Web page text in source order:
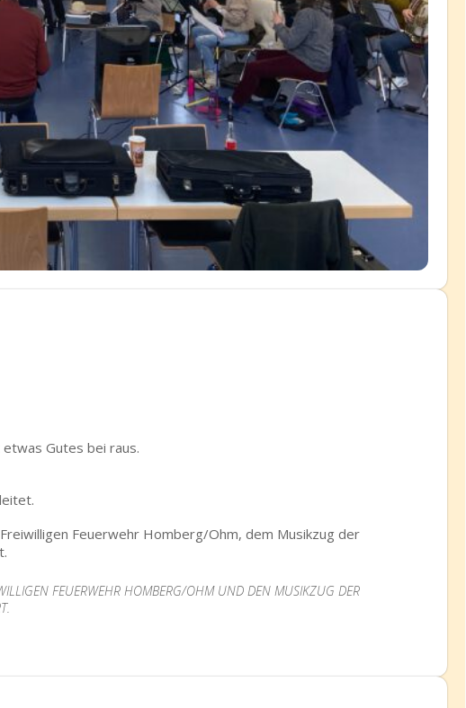
Gutes bei raus.
Feuerwehr Homberg/Ohm, dem Musikzug der
FEUERWEHR HOMBERG/OHM UND DEN MUSIKZUG DER